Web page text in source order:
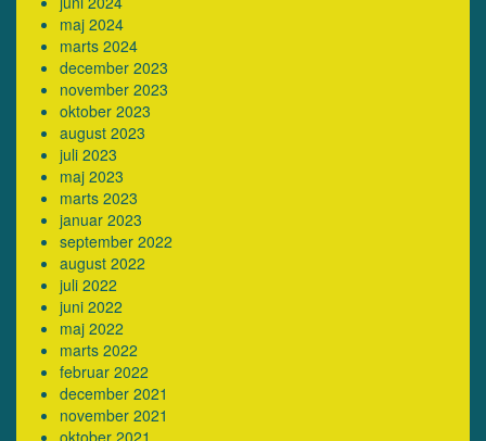
maj 2024
marts 2024
december 2023
november 2023
oktober 2023
august 2023
juli 2023
maj 2023
marts 2023
januar 2023
september 2022
august 2022
juli 2022
juni 2022
maj 2022
marts 2022
februar 2022
december 2021
november 2021